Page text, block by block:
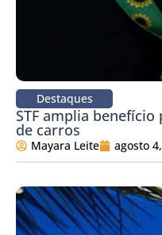
Destaques
STF amplia
de carros
Mayara Leite agosto